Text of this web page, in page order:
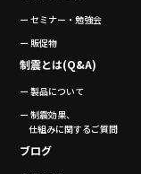
ー セミナー・勉強会
ー 販促物
制震とは(Q&A)
ー 製品について
ー 制震効果、
仕組みに関するご質問
ブログ